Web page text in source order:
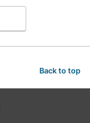
Back to top